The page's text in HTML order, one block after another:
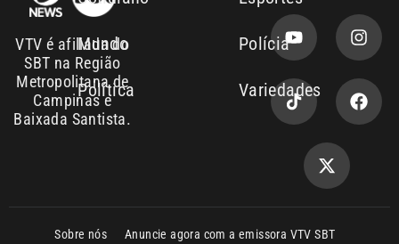
Área de cobertura que a VTV SBT acompanha:
Entre em contato com a VTV News
Copyright © 2026. Todos os direitos
reservados | Empresa de Comunicação PRM
Política de privacidade